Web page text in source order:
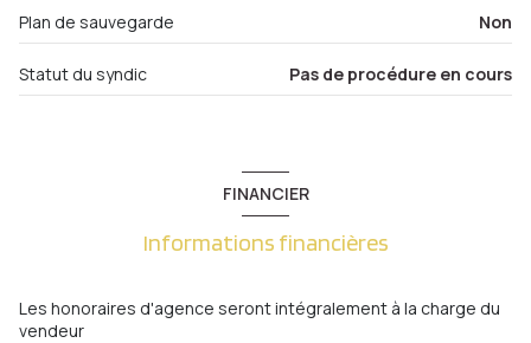
2ème étage
5 étage(s)
quartier gare, metz, metz gare, Metz Gare , Metz
Plan de sauvegarde Non
Statut du syndic Pas de procédure en cours
FINANCIER
Informations financières
Les honoraires d'agence seront intégralement à la charge du
vendeur